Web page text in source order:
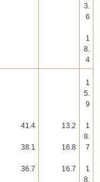
3.
6
1
8.
4
41.4
38.1
36.7
13.2
16.8
16.7
1
5.
9
1
8.
7
1
8.